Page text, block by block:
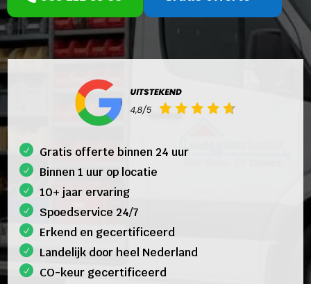
Gratis offerte binnen 24 uur
Binnen 1 uur op locatie
10+ jaar ervaring
Spoedservice 24/7
Erkend en gecertificeerd
Landelijk door heel Nederland
CO-keur gecertificeerd